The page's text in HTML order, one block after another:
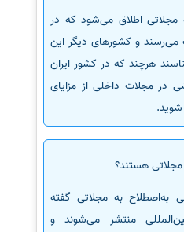
مجلاتی اطلاق می‌شود که در
می‌رسند و کشورهای دیگر این
هرچند که در کشور ایران
در مجلات داخلی از مزایای
شوید.
هستند؟
به‌اصطلاح به مجلاتی گفته
منتشر می‌شوند و